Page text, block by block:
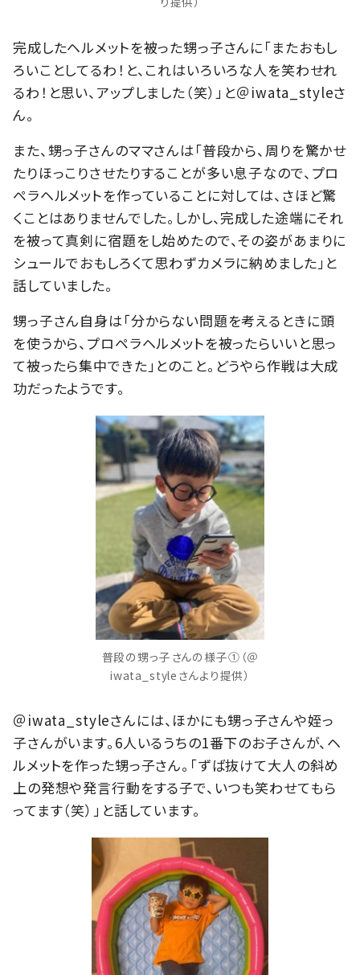
完成したヘルメットを被った甥っ子さんに「またおもし
ろいことしてるわ！と、これはいろいろな人を笑わせれ
るわ！と思い、アップしました（笑）」と＠iwata_styleさ
ん。
また、甥っ子さんのママさんは「普段から、周りを驚かせ
たりほっこりさせたりすることが多い息子なので、プロ
ペラヘルメットを作っていることに対しては、さほど驚
くことはありませんでした。しかし、完成した途端にそれ
を被って真剣に宿題をし始めたので、その姿があまりに
シュールでおもしろくて思わずカメラに納めました」と
話していました。
甥っ子さん自身は「分からない問題を考えるときに頭
を使うから、プロペラヘルメットを被ったらいいと思っ
て被ったら集中できた」とのこと。どうやら作戦は大成
功だったようです。
普段の甥っ子さんの様子①（＠
iwata_styleさんより提供）
＠iwata_styleさんには、ほかにも甥っ子さんや姪っ
子さんがいます。6人いるうちの1番下のお子さんが、ヘ
ルメットを作った甥っ子さん。「ずば抜けて大人の斜め
上の発想や発言行動をする子で、いつも笑わせてもら
ってます（笑）」と話しています。